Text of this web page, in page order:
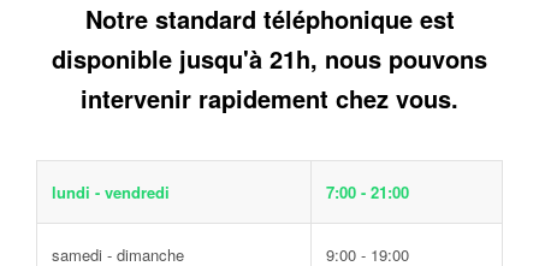
Notre standard téléphonique est
disponible jusqu'à 21h, nous pouvons
intervenir rapidement chez vous.
lundi - vendredi 7:00 - 21:00
samedi - dimanche 9:00 - 19:00